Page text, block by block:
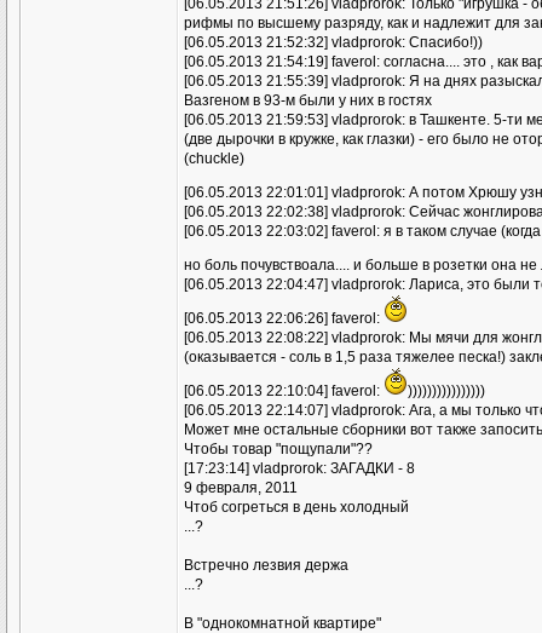
[06.05.2013 21:51:26] vladprorok: Только "игрушка
рифмы по высшему разряду, как и надлежит для
[06.05.2013 21:52:32] vladprorok: Спасибо!))
[06.05.2013 21:54:19] faverol: согласна.... это , как
[06.05.2013 21:55:39] vladprorok: Я на днях
Вазгеном в 93-м были у них в гостях
[06.05.2013 21:59:53] vladprorok: в Ташкенте. 5-ти
(две дырочки в кружке, как глазки) - его было не
(chuckle)
[06.05.2013 22:01:01] vladprorok: А потом Хрюшу
[06.05.2013 22:02:38] vladprorok: Сейчас
[06.05.2013 22:03:02] faverol: я в таком случае
но боль почувствоала.... и больше в розетки она
[06.05.2013 22:04:47] vladprorok: Лариса, это были
[06.05.2013 22:06:26] faverol:
[06.05.2013 22:08:22] vladprorok: Мы мячи для
(оказывается - соль в 1,5 раза тяжелее песка!)
[06.05.2013 22:10:04] faverol:
))))))))))))))))
[06.05.2013 22:14:07] vladprorok: Ага, а мы только
Может мне остальные сборники вот также
Чтобы товар "пощупали"??
[17:23:14] vladprorok: ЗАГАДКИ - 8
9 февраля, 2011
Чтоб согреться в день холодный
...?
Встречно лезвия держа
...?
В "однокомнатной квартире"